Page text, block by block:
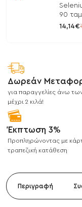
90
/
14,14€
Δωρεάν
για παραγγελίες άνω
μέχρι 2 κιλά!
Έκπτωση 3%
Προπληρώνοντας με
τραπεζική κατάθεση
Περιγραφή